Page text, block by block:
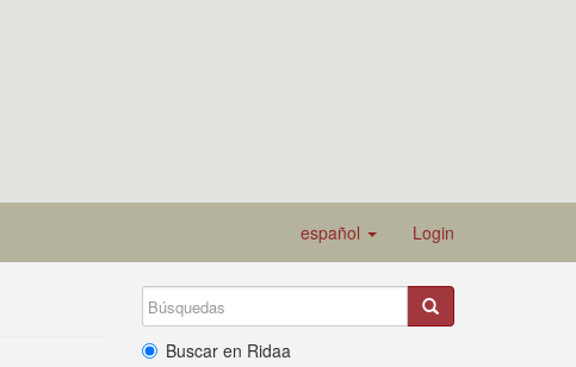
español Login
Buscar en Ridaa